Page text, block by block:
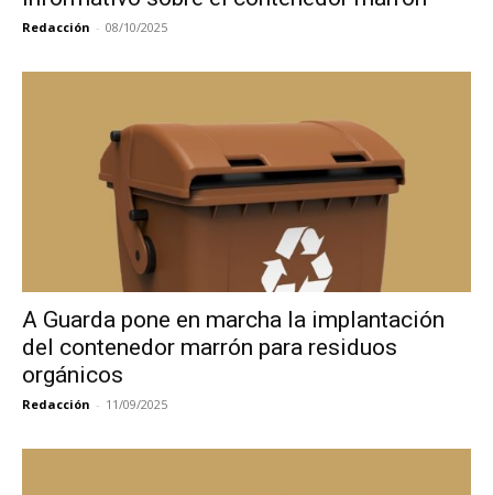
Redacción - 08/10/2025
A Guarda pone en marcha la implantación
del contenedor marrón para residuos
orgánicos
Redacción - 11/09/2025